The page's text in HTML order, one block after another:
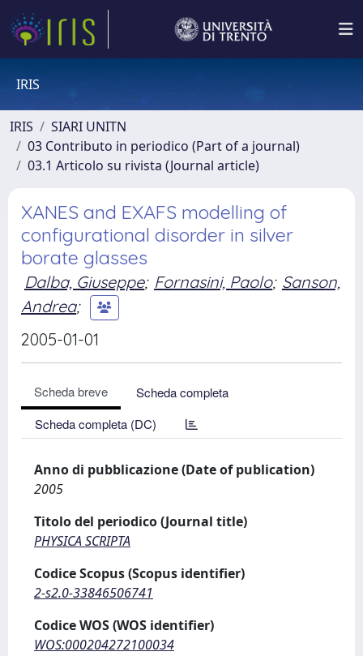
IRIS
IRIS
SIARI UNITN
03 Contributo in periodico (Part of a journal)
03.1 Articolo su rivista (Journal article)
XANES and EXAFS modelling of
configurational disorder in silver
borate glasses
Dalba, Giuseppe; Fornasini, Paolo; Sanson,
Andrea;
2005-01-01
Scheda breve
Scheda completa
Scheda completa (DC)
Anno di pubblicazione (Date of publication)
2005
Titolo del periodico (Journal title)
PHYSICA SCRIPTA
Codice Scopus (Scopus identifier)
2-s2.0-33846506741
Codice WOS (WOS identifier)
WOS:000204272100034